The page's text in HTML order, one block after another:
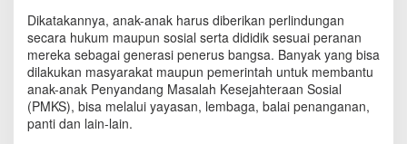
n
A
n
a
k
J
Dikatakannya, anak-anak harus diberikan perlindungan
secara hukum maupun sosial serta dididik sesuai peranan
mereka sebagai generasi penerus bangsa. Banyak yang bisa
dilakukan masyarakat maupun pemerintah untuk membantu
anak-anak Penyandang Masalah Kesejahteraan Sosial
(PMKS), bisa melalui yayasan, lembaga, balai penanganan,
panti dan lain-lain.